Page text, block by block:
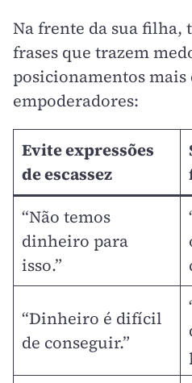
Na frente da sua
frases que trazem
posicionamentos mais
empoderadores:
Evite expressões
de escassez
“Não temos
dinheiro para
isso.”
“Dinheiro é difícil
de conseguir.”